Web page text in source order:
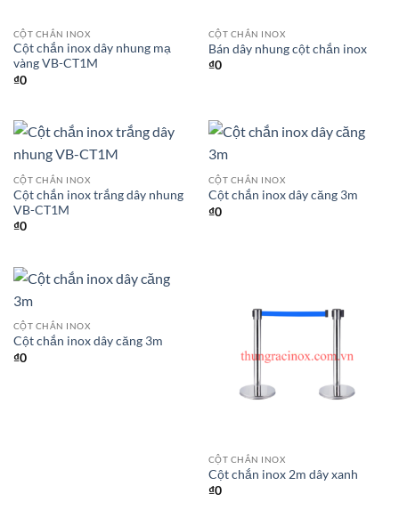
CỘT CHẮN INOX
Cột chắn inox dây nhung mạ
vàng VB-CT1M
₫0
CỘT CHẮN INOX
Bán dây nhung cột chắn inox
₫0
CỘT CHẮN INOX
Cột chắn inox trắng dây nhung
VB-CT1M
₫0
CỘT CHẮN INOX
Cột chắn inox dây căng 3m
₫0
CỘT CHẮN INOX
Cột chắn inox dây căng 3m
₫0
CỘT CHẮN INOX
Cột chắn inox 2m dây xanh
₫0